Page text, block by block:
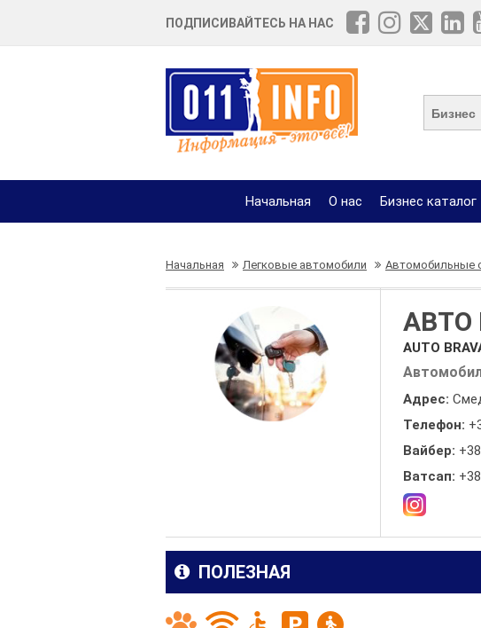
ПОДПИСИВАЙТЕСЬ НА НАС
Бизнес
Начальная О нас Бизнес каталог
Начальная Легковые автомобили Автомобильные
АВТО
AUTO
Адрес:
Телефон:
Вайбер:
Ватсап:
ПОЛЕЗНАЯ